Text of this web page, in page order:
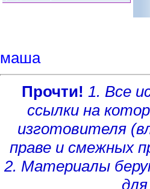
маша
Прочти! 1. Все
ссылки на
изготовителя
праве и смежных
2. Материалы